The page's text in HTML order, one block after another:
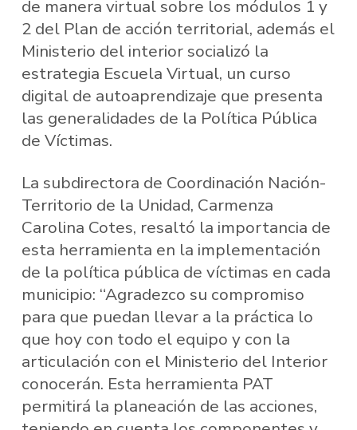
de manera virtual sobre los módulos 1 y
2 del Plan de acción territorial, además el
Ministerio del interior socializó la
estrategia Escuela Virtual, un curso
digital de autoaprendizaje que presenta
las generalidades de la Política Pública
de Víctimas.
La subdirectora de Coordinación Nación-
Territorio de la Unidad, Carmenza
Carolina Cotes, resaltó la importancia de
esta herramienta en la implementación
de la política pública de víctimas en cada
municipio: “Agradezco su compromiso
para que puedan llevar a la práctica lo
que hoy con todo el equipo y con la
articulación con el Ministerio del Interior
conocerán. Esta herramienta PAT
permitirá la planeación de las acciones,